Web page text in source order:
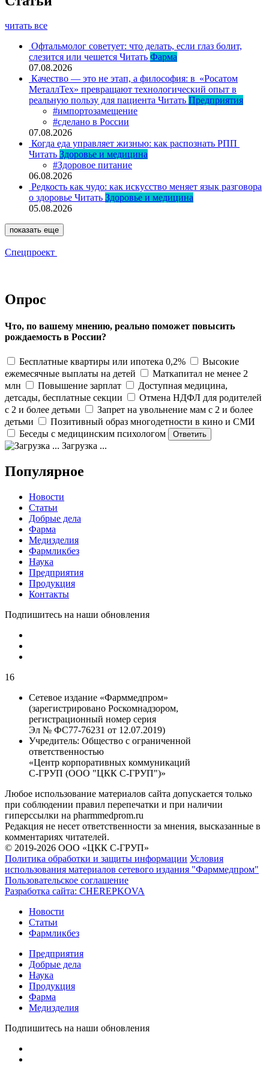
читать все
Офтальмолог советует: что делать, если глаз болит,
слезится или чешется Читать Фарма
07.08.2026
Качество — это не этап, а философия: в «Росатом
МеталлТех» превращают технологический опыт в
реальную пользу для пациента Читать Предприятия
#импортозамещение
#сделано в России
07.08.2026
Когда еда управляет жизнью: как распознать РПП
Читать Здоровье и медицина
#Здоровое питание
06.08.2026
Редкость как чудо: как искусство меняет язык разговора
о здоровье Читать Здоровье и медицина
05.08.2026
показать еще
Спецпроект
Опрос
Что, по вашему мнению, реально поможет повысить
рождаемость в России?
Бесплатные квартиры или ипотека 0,2%
Высокие
ежемесячные выплаты на детей
Маткапитал не менее 2
млн
Повышение зарплат
Доступная медицина,
детсады, бесплатные секции
Отмена НДФЛ для родителей
с 2 и более детьми
Запрет на увольнение мам с 2 и более
детьми
Позитивный образ многодетности в кино и СМИ
Беседы с медицинским психологом
Загрузка ...
Популярное
Новости
Статьи
Добрые дела
Фарма
Медизделия
Фармликбез
Наука
Предприятия
Продукция
Контакты
Подпишитесь на наши обновления
16
Сетевое издание «Фарммедпром»
(зарегистрировано Роскомнадзором,
регистрационный номер серия
Эл № ФС77-76231 от 12.07.2019)
Учредитель: Общество с ограниченной
ответственностью
«Центр корпоративных коммуникаций
С-ГРУП (ООО "ЦКК С-ГРУП")»
Любое использование материалов сайта допускается только
при соблюдении правил перепечатки и при наличии
гиперссылки на pharmmedprom.ru
Редакция не несет ответственности за мнения, высказанные в
комментариях читателей.
© 2019-2026 ООО «ЦКК С-ГРУП»
Политика обработки и защиты информации Условия
использования материалов сетевого издания "Фарммедпром"
Пользовательское соглашение
Разработка сайта: CHEREPKOVA
Новости
Статьи
Фармликбез
Предприятия
Добрые дела
Наука
Продукция
Фарма
Медизделия
Подпишитесь на наши обновления